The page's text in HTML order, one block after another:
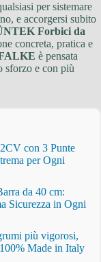
per sistemare
e accorgersi subito
Forbici da
concreta, pratica e
è pensata
sforzo e con più
con 3 Punte
per Ogni
da 40 cm:
Sicurezza in Ogni
più vigorosi,
Made in Italy